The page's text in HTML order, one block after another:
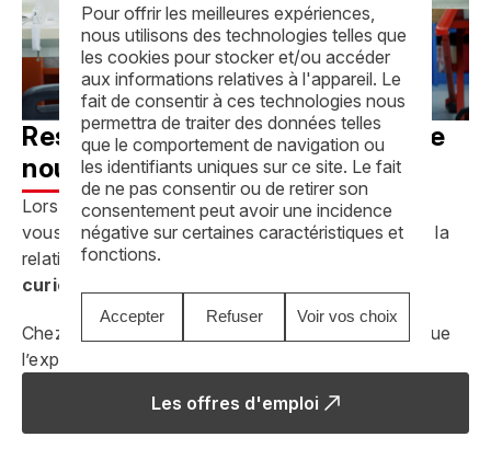
Pour offrir les meilleures expériences,
nous utilisons des technologies telles que
les cookies pour stocker et/ou accéder
aux informations relatives à l'appareil. Le
fait de consentir à ces technologies nous
permettra de traiter des données telles
que le comportement de navigation ou
les identifiants uniques sur ce site. Le fait
de ne pas consentir ou de retirer son
consentement peut avoir une incidence
négative sur certaines caractéristiques et
fonctions.
Accepter Refuser Voir vos choix
Restez vous-même, c’est ce que
nous attendons
Lors de nos échanges, notre objectif est de mieux
vous connaître. Nous privilégions les entretiens où la
relation humaine prime :
curiosité mutuelle
Chez REEL, nous valorisons l’authenticité autant que
l’expertise.
Les offres d'emploi